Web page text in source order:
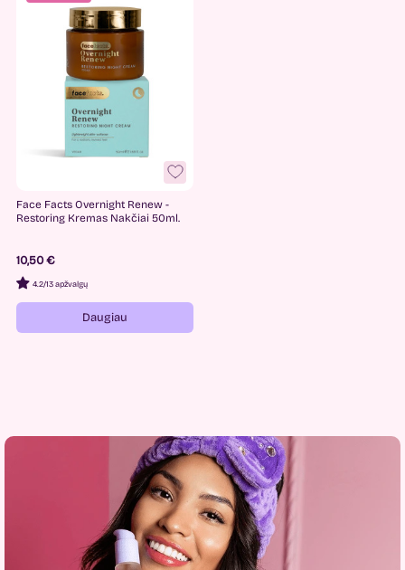
Face Facts Overnight Renew -
Restoring Kremas Nakčiai 50ml.
10,50 €
4.2/13 apžvalgų
Daugiau